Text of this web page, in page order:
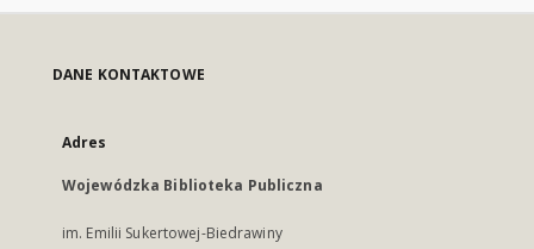
DANE KONTAKTOWE
Adres
Wojewódzka Biblioteka Publiczna
im. Emilii Sukertowej-Biedrawiny